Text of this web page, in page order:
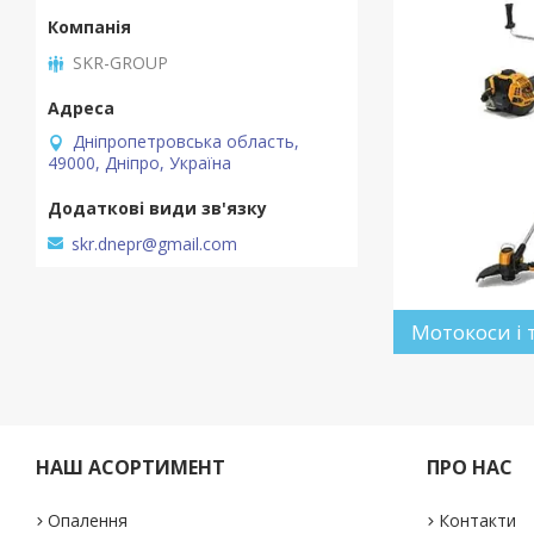
Мотокоси і
SKR-GROUP
Дніпропетровська область,
49000, Дніпро, Україна
skr.dnepr@gmail.com
НАШ АСОРТИМЕНТ
Опалення
ПРО НАС
Контакти